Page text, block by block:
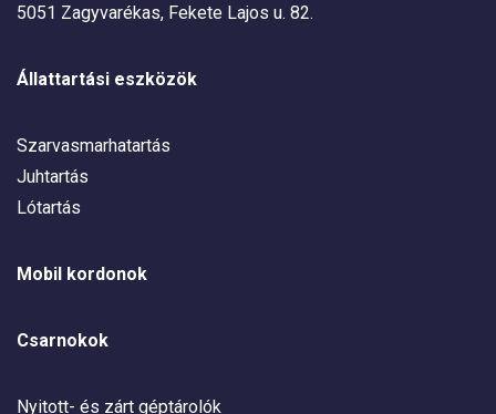
5051 Zagyvarékas, Fekete Lajos u. 82.
Állattartási eszközök
Szarvasmarhatartás
Juhtartás
Lótartás
Mobil kordonok
Csarnokok
Nyitott- és zárt géptárolók